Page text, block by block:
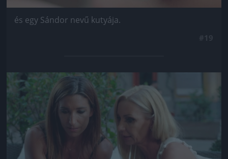
és egy Sándor nevű kutyája.
Jön még kép!